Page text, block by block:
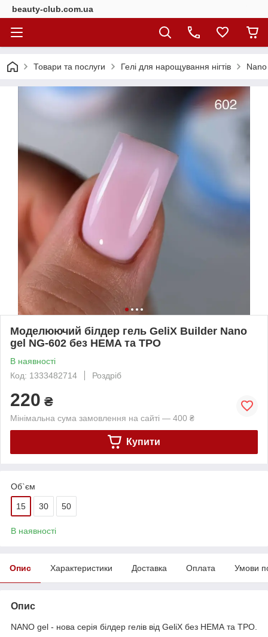
beauty-club.com.ua
Товари та послуги Гелі для нарощування нігтів
Моделюючий білдер гель GeliX Builder Nano
gel NG-602 без HEMA та TPO
В наявності
Код: 1333482714
Роздріб
220 ₴
Мінімальна сума замовлення на сайті — 400 ₴
Купити
Об`єм
15 30 50
В наявності
Опис Характеристики Доставка Оплата Умови
Опис
NANO gel - нова серія білдер гелів від GeliX без НЕМА та ТРО.